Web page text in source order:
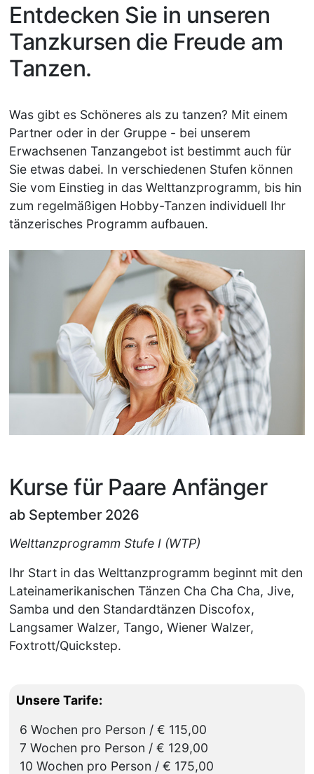
Entdecken Sie in unseren
Tanzkursen die Freude am
Tanzen.
Was gibt es Schöneres als zu tanzen? Mit einem
Partner oder in der Gruppe - bei unserem
Erwachsenen Tanzangebot ist bestimmt auch für
Sie etwas dabei. In verschiedenen Stufen können
Sie vom Einstieg in das Welttanzprogramm, bis hin
zum regelmäßigen Hobby-Tanzen individuell Ihr
tänzerisches Programm aufbauen.
Kurse für Paare Anfänger
ab September 2026
Welttanzprogramm Stufe I (WTP)
Ihr Start in das Welttanzprogramm beginnt mit den
Lateinamerikanischen Tänzen Cha Cha Cha, Jive,
Samba und den Standardtänzen Discofox,
Langsamer Walzer, Tango, Wiener Walzer,
Foxtrott/Quickstep.
Unsere Tarife:
6 Wochen pro Person / € 115,00
7 Wochen pro Person / € 129,00
10 Wochen pro Person / € 175,00